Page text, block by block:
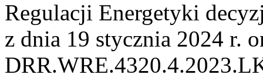
Regulacji Energetyki
z dnia 19 stycznia 2024 r.